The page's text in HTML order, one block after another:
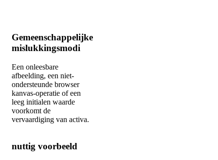
Gemeenschappelijke
mislukkingsmodi
Een onleesbare
afbeelding, een niet-
ondersteunde browser
kanvas-operatie of een
leeg initialen waarde
voorkomt de
vervaardiging van activa.
nuttig voorbeeld